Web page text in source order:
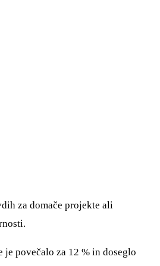
za domače projekte ali
povečalo za 12 % in doseglo